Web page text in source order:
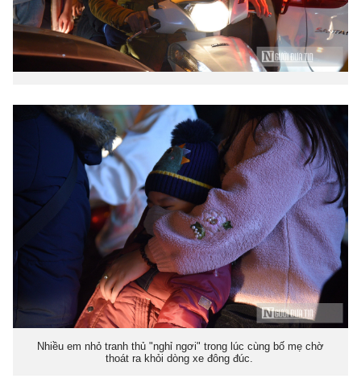
Nhiều em nhỏ tranh thủ "nghỉ ngơi" trong lúc cùng bố mẹ chờ
thoát ra khỏi dòng xe đông đúc.